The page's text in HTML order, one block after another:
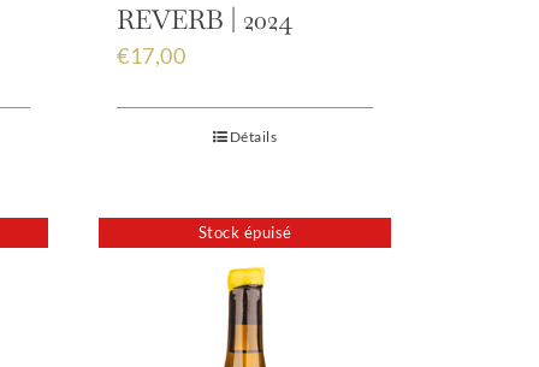
REVERB | 2024
€17,00
Détails
Stock épuisé